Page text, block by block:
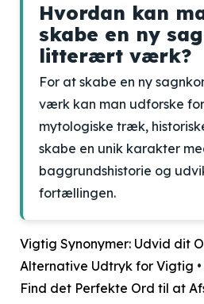
Hvordan kan
skabe en ny
litterært værk?
For at skabe en ny
værk kan man udforske
mytologiske træk,
skabe en unik karakter
baggrundshistorie og
fortællingen.
Vigtig Synonymer: Udvid dit
Alternative Udtryk for Vigtig •
Find det Perfekte Ord til at